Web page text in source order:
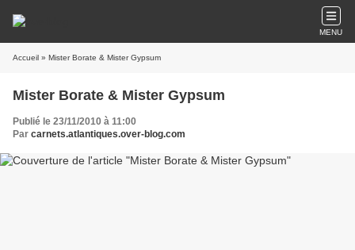
MENU
Accueil » Mister Borate & Mister Gypsum
Mister Borate & Mister Gypsum
Publié le 23/11/2010 à 11:00
Par carnets.atlantiques.over-blog.com